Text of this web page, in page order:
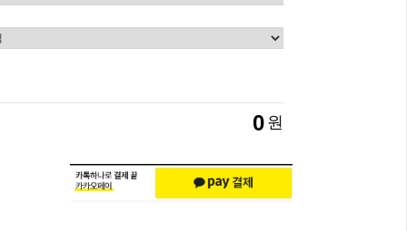
0 원